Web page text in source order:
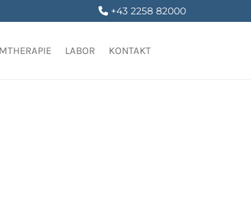
 +43 2258 82000
LABOR KONTAKT